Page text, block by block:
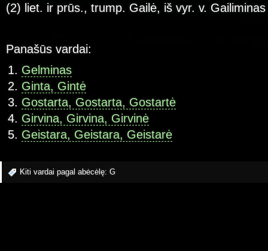
(2) liet. ir prūs., trump. Gailė, iš vyr. v. Gailiminas
Panašūs vardai:
Gelminas
Ginta, Gintė
Gostarta, Gostarta, Gostartė
Girvina, Girvina, Girvinė
Geistara, Geistara, Geistarė
Kiti vardai pagal abėcėlę: G